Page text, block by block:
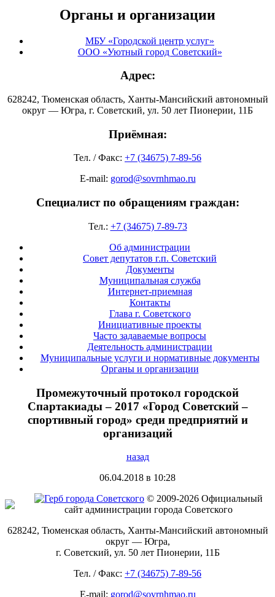
Органы и организации
МБУ «Городской центр услуг»
ООО «Уютный город Советский»
Адрес:
628242, Тюменская область, Ханты-Мансийский автономный
округ — Югра, г. Советский, ул. 50 лет Пионерии, 11Б
Приёмная:
Тел. / Факс: +7 (34675) 7-89-56
E-mail: gorod@sovrnhmao.ru
Специалист по обращениям граждан:
Тел.: +7 (34675) 7-89-73
Об администрации
Совет депутатов г.п. Советский
Документы
Муниципальная служба
Интернет-приемная
Контакты
Глава г. Советского
Инициативные проекты
Часто задаваемые вопросы
Деятельность администрации
Муниципальные услуги и нормативные документы
Органы и организации
Промежуточный протокол городской
Спартакиады – 2017 «Город Советский –
спортивный город» среди предприятий и
организаций
назад
06.04.2018 в 10:28
© 2009-2026 Официальный
сайт администрации города Советского
628242, Тюменская область, Ханты-Мансийский автономный
округ — Югра,
г. Советский, ул. 50 лет Пионерии, 11Б
Тел. / Факс: +7 (34675) 7-89-56
E-mail: gorod@sovrnhmao.ru